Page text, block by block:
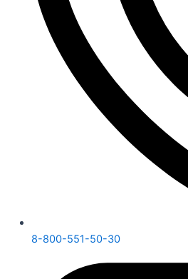
8-800-551-50-30